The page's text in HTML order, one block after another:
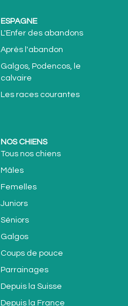
ESPAGNE
L'Enfer des abandons
Après l'abandon
Galgos, Podencos, le
calvaire
Les races courantes
NOS CHIENS
Tous nos chiens
Mâles
Femelles
Juniors
Séniors
Galgos
Coups de pouce
Parrainages
Depuis la Suisse
Depuis la France